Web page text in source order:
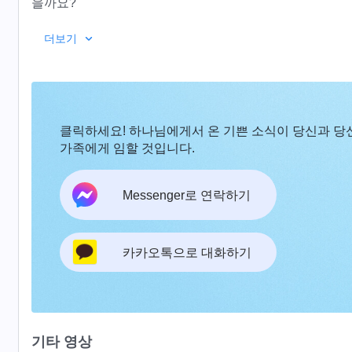
을까요?
더보기
클릭하세요! 하나님에게서 온 기쁜 소식이 당신과 당
가족에게 임할 것입니다.
Messenger로 연락하기
카카오톡으로 대화하기
기타 영상